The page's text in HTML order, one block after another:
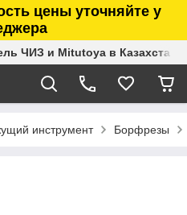
цены уточняйте у
ЧИЗ и Mitutoya в Казахстане
инструмент Борфрезы